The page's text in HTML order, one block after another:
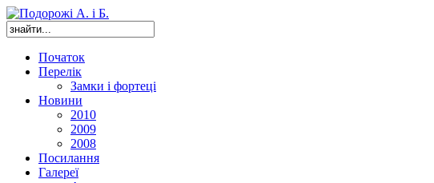
Початок
Перелік
Замки і фортеці
Новини
2010
2009
2008
Посилання
Галереї